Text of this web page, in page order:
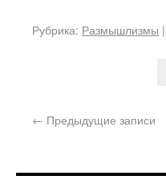
Рубрика: Размышлизмы |
← Предыдущие записи